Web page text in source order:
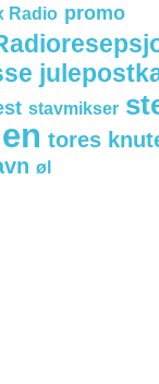
Radio promo
stavmikser
tores
øl